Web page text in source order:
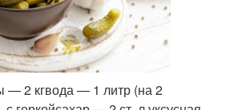
— 2 кгвода — 1 литр (на 2